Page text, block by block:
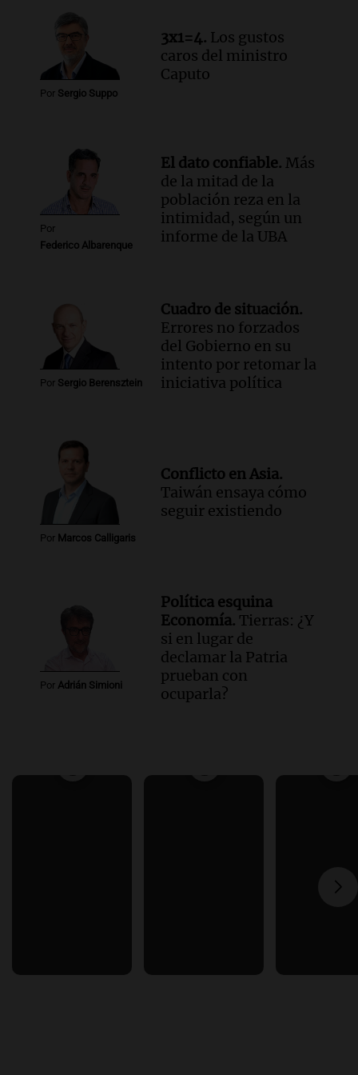
Audio.
Una nutricionista derribó el mito
del desayuno ideal: qué alimentos
conviene priorizar
Una mañana para todos
Episodios
Por Sergio Suppo
3x1=4. Los gustos
caros del ministro
Caputo
Por
Federico Albarenque
El dato confiable. Más
de la mitad de la
población reza en la
intimidad, según un
informe de la UBA
Por Sergio Berensztein
Cuadro de situación.
Errores no forzados
del Gobierno en su
intento por retomar la
iniciativa política
Por Marcos Calligaris
Conflicto en Asia.
Taiwán ensaya cómo
seguir existiendo
Por Adrián Simioni
Política esquina
Economía. Tierras: ¿Y
si en lugar de
declamar la Patria
prueban con
ocuparla?